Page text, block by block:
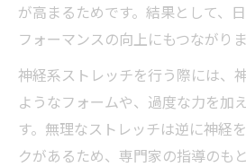
が高まるためです。結果として、
フォーマンスの向上にもつながりま
神経系ストレッチを行う際には、
ようなフォームや、過度な力を加
す。無理なストレッチは逆に神経
クがあるため、専門家の指導のも